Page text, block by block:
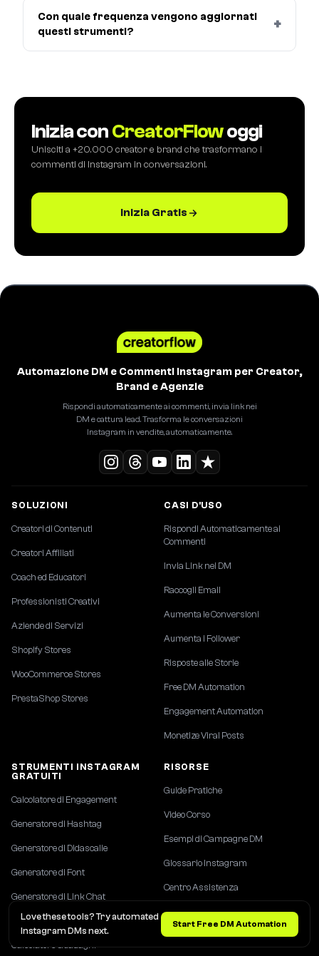
Con quale frequenza vengono aggiornati
questi strumenti?
Inizia conCreatorFlowoggi
Unisciti a +20.000 creator e brand che trasformano i
commenti di Instagram in conversazioni.
Inizia Gratis
Love these tools? Try automated
Instagram DMs next.
Start Free DM Automation
Automazione DM e Commenti Instagram per Creator,
Brand e Agenzie
Rispondi automaticamente ai commenti, invia link nei
DM e cattura lead. Trasforma le conversazioni
Instagram in vendite, automaticamente.
SOLUZIONI
Creatori di Contenuti
Creatori Affiliati
Coach ed Educatori
Professionisti Creativi
Aziende di Servizi
Shopify Stores
WooCommerce Stores
PrestaShop Stores
CASI D'USO
Rispondi Automaticamente ai
Commenti
Invia Link nei DM
Raccogli Email
Aumenta le Conversioni
Aumenta i Follower
Risposte alle Storie
Free DM Automation
Engagement Automation
Monetize Viral Posts
STRUMENTI INSTAGRAM
GRATUITI
Calcolatore di Engagement
Generatore di Hashtag
Generatore di Didascalie
Generatore di Font
Generatore di Link Chat
Verifica Disponibilità Username
Calcolatore Guadagni
RISORSE
Guide Pratiche
Video Corso
Esempi di Campagne DM
Glossario Instagram
Centro Assistenza